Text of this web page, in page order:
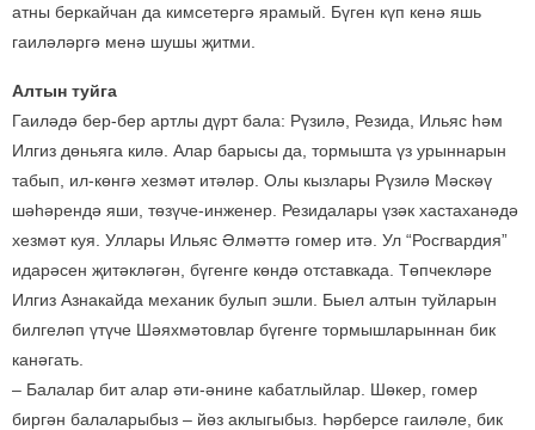
атны беркайчан да кимсетергә ярамый. Бүген күп кенә яшь
гаиләләргә менә шушы җитми.
Алтын туйга
Гаиләдә бер-бер артлы дүрт бала: Рүзилә, Резида, Ильяс һәм
Илгиз дөньяга килә. Алар барысы да, тормышта үз урыннарын
табып, ил-көнгә хезмәт итәләр. Олы кызлары Рүзилә Мәскәү
шәһәрендә яши, төзүче-инженер. Резидалары үзәк хастаханәдә
хезмәт куя. Уллары Ильяс Әлмәттә гомер итә. Ул “Росгвардия”
идарәсен җитәкләгән, бүгенге көндә отставкада. Төпчекләре
Илгиз Азнакайда механик булып эшли. Быел алтын туйларын
билгеләп үтүче Шәяхмәтовлар бүгенге тормышларыннан бик
канәгать.
– Балалар бит алар әти-әнине кабатлыйлар. Шөкер, гомер
биргән балаларыбыз – йөз аклыгыбыз. Һәрберсе гаиләле, бик